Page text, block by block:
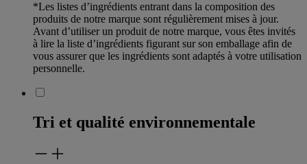
*Les listes d’ingrédients entrant dans la composition des
produits de notre marque sont régulièrement mises à jour.
Avant d’utiliser un produit de notre marque, vous êtes invités
à lire la liste d’ingrédients figurant sur son emballage afin de
vous assurer que les ingrédients sont adaptés à votre utilisation
personnelle.
Tri et qualité environnementale